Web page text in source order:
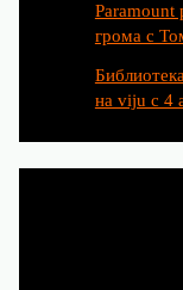
Paramount
грома с
на viju с 4